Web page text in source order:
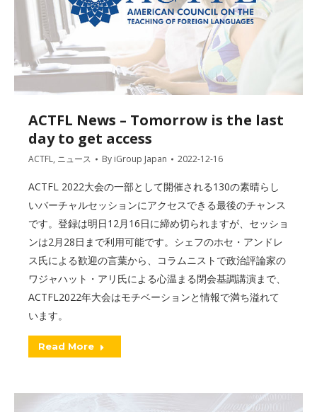
ACTFL News – Tomorrow is the last
day to get access
ACTFL, ニュース By iGroup Japan 2022-12-16
ACTFL 2022大会の一部として開催される130の素晴らし
いバーチャルセッションにアクセスできる最後のチャンス
です。登録は明日12月16日に締め切られますが、セッショ
ンは2月28日まで利用可能です。シェフのホセ・アンドレ
ス氏による歓迎の言葉から、コラムニストで政治評論家の
ワジャハット・アリ氏による心温まる閉会基調講演まで、
ACTFL2022年大会はモチベーションと情報で満ち溢れて
います。
Read More